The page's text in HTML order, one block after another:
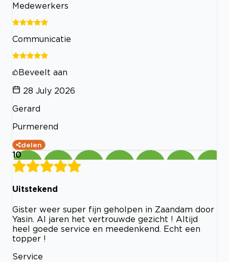
Medewerkers
Communicatie
Beveelt aan
28 July 2026
Gerard
Purmerend
delen
10
Uitstekend
Gister weer super fijn geholpen in Zaandam door
Yasin. Al jaren het vertrouwde gezicht ! Altijd
heel goede service en meedenkend. Echt een
topper !
Service